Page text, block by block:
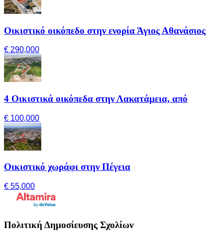
Οικιστικό οικόπεδο στην ενορία Άγιος Αθανάσιος
€ 290,000
4 Οικιστικά οικόπεδα στην Λακατάμεια, από
€ 100,000
Οικιστικό χωράφι στην Πέγεια
€ 55,000
Πολιτική Δημοσίευσης Σχολίων